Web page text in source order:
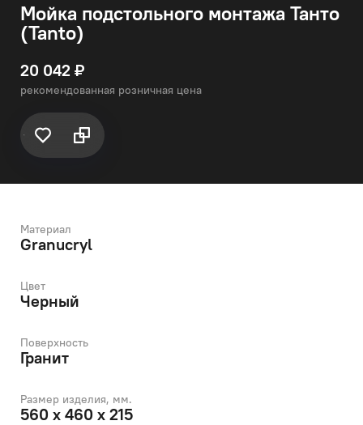
Мойка подстольного монтажа Танто
(Tanto)
20 042 ₽
рекомендованная розничная цена
Материал
Granucryl
Цвет
Черный
Поверхность
Гранит
Размер изделия, мм.
560 х 460 х 215